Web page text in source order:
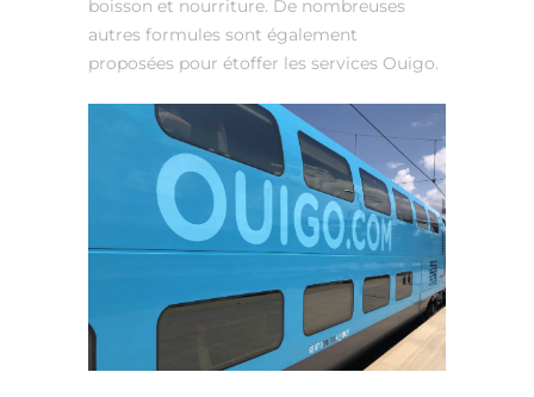
boisson et nourriture. De nombreuses
autres formules sont également
proposées pour étoffer les services Ouigo.